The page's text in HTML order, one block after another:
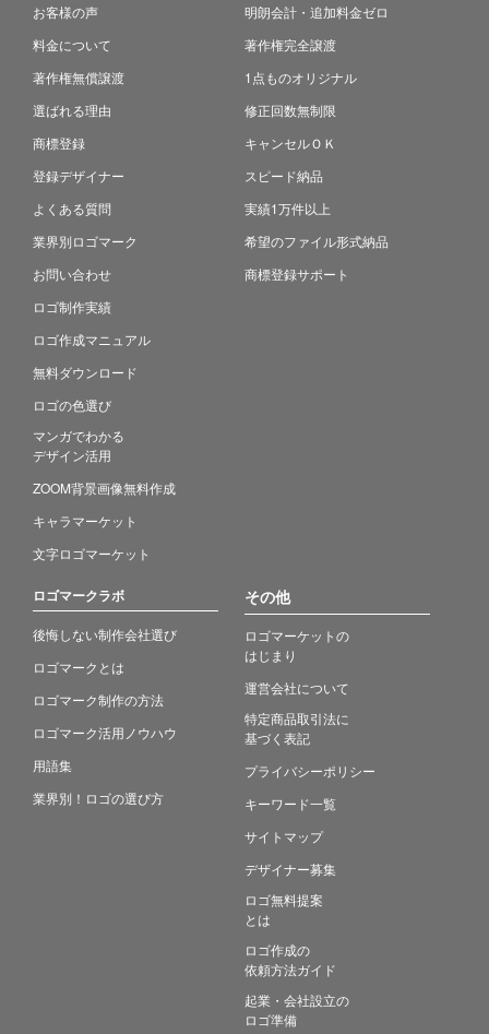
お客様の声
料金について
著作権無償譲渡
選ばれる理由
商標登録
登録デザイナー
よくある質問
業界別ロゴマーク
お問い合わせ
ロゴ制作実績
ロゴ作成マニュアル
無料ダウンロード
ロゴの色選び
マンガでわかる
デザイン活用
ZOOM背景画像無料作成
キャラマーケット
文字ロゴマーケット
明朗会計・追加料金ゼロ
著作権完全譲渡
1点ものオリジナル
修正回数無制限
キャンセルＯＫ
スピード納品
実績1万件以上
希望のファイル形式納品
商標登録サポート
ロゴマークラボ
後悔しない制作会社選び
ロゴマークとは
ロゴマーク制作の方法
ロゴマーク活用ノウハウ
用語集
業界別！ロゴの選び方
その他
ロゴマーケットの
はじまり
運営会社について
特定商品取引法に
基づく表記
プライバシーポリシー
キーワード一覧
サイトマップ
デザイナー募集
ロゴ無料提案
とは
ロゴ作成の
依頼方法ガイド
起業・会社設立の
ロゴ準備